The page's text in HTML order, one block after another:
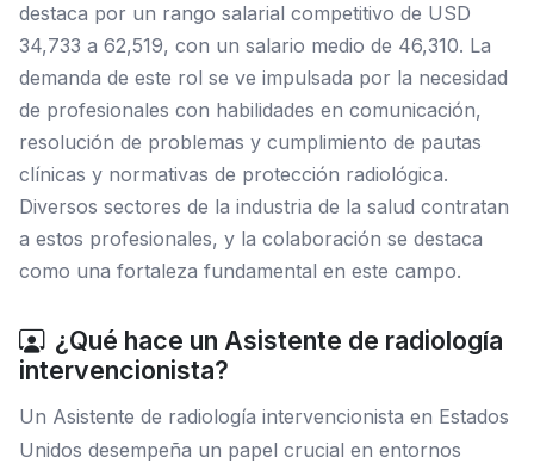
destaca por un rango salarial competitivo de USD
34,733 a 62,519, con un salario medio de 46,310. La
demanda de este rol se ve impulsada por la necesidad
de profesionales con habilidades en comunicación,
resolución de problemas y cumplimiento de pautas
clínicas y normativas de protección radiológica.
Diversos sectores de la industria de la salud contratan
a estos profesionales, y la colaboración se destaca
como una fortaleza fundamental en este campo.
¿Qué hace un Asistente de radiología
intervencionista?
Un Asistente de radiología intervencionista en Estados
Unidos desempeña un papel crucial en entornos